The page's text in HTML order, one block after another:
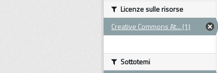
Licenze sulle risorse
Creative Commons At... (1)
Sottotemi